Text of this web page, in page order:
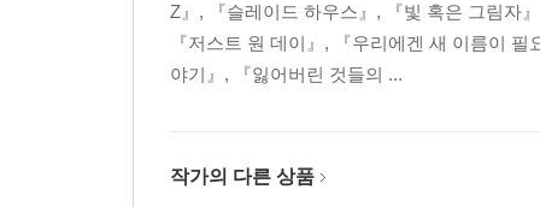
Z』, 『슬레이드 하우스』, 『빛 혹은 그림자
『저스트 원 데이』, 『우리에겐 새 이름이
야기』, 『잃어버린 것들의 ...
작가의 다른 상품